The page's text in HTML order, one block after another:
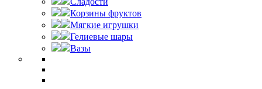
Корзины фруктов
Мягкие игрушки
Гелиевые шары
Вазы